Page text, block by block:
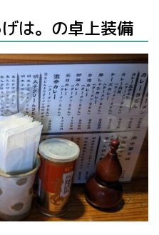
は。の卓上装備